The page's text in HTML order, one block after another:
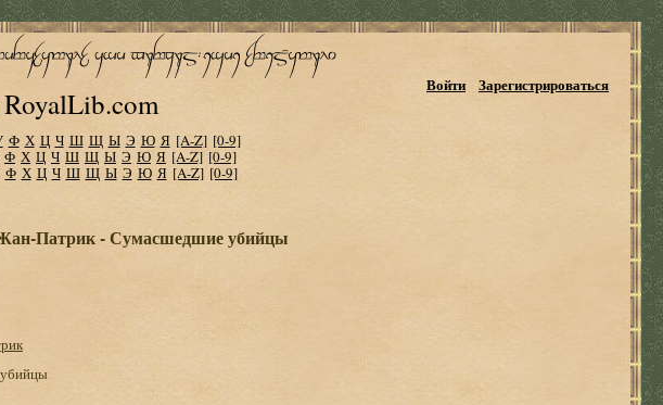
RoyalLib.com
Войти Зарегистрироваться
Ф Х Ц Ч Ш Щ Ы Э Ю Я [A-Z] [0-9]
Ф Х Ц Ч Ш Щ Ы Э Ю Я [A-Z] [0-9]
Ф Х Ц Ч Ш Щ Ы Э Ю Я [A-Z] [0-9]
Патрик - Сумасшедшие убийцы